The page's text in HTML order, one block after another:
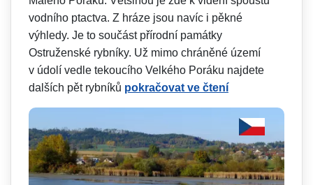
vodního ptactva. Z hráze jsou navíc i pěkné
výhledy. Je to součást přírodní památky
Ostruženské rybníky. Už mimo chráněné území
v údolí vedle tekoucího Velkého Poráku najdete
dalších pět rybníků pokračovat ve čtení